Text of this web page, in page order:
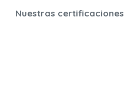
Nuestras certificaciones